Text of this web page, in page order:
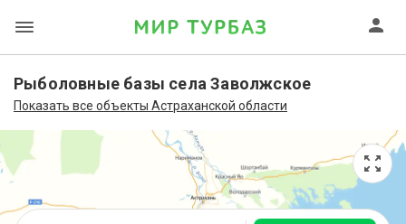
Рыболовные базы села Заволжское
Показать все объекты Астраханской области